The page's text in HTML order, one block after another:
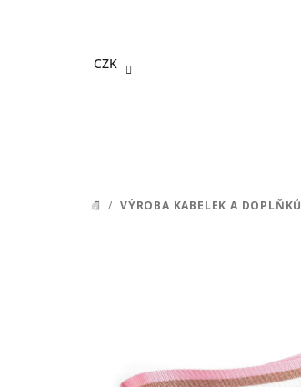
CZK
DOMŮ
/ VÝROBA KABELEK A DOPLŇKŮ